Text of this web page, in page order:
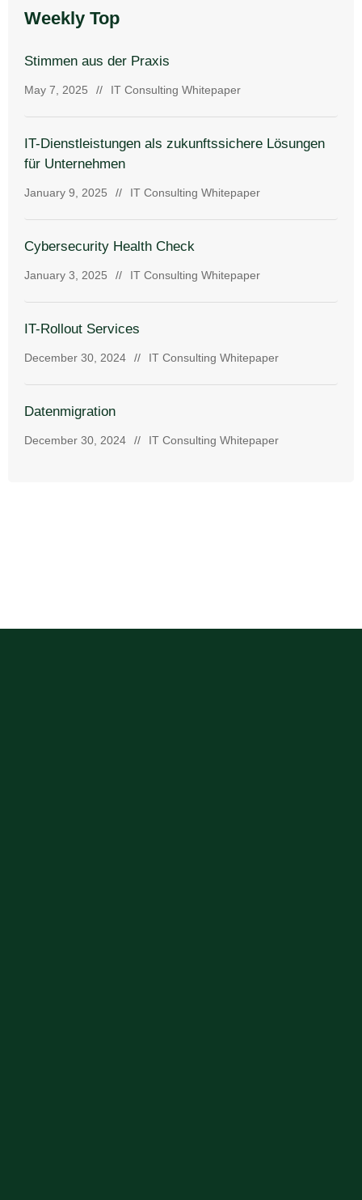
Weekly Top
Stimmen aus der Praxis
May 7, 2025 // IT Consulting Whitepaper
IT-Dienstleistungen als zukunftssichere Lösungen
für Unternehmen
January 9, 2025 // IT Consulting Whitepaper
Cybersecurity Health Check
January 3, 2025 // IT Consulting Whitepaper
IT-Rollout Services
December 30, 2024 // IT Consulting Whitepaper
Datenmigration
December 30, 2024 // IT Consulting Whitepaper